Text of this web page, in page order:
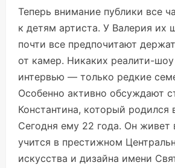
Теперь внимание публики все
к детям артиста. У Валерия их
почти все предпочитают
от камер. Никаких реалити-
интервью — только редкие
Особенно активно обсуждают
Константина, который родился
Сегодня ему 22 года. Он живет
учится в престижном
искусства и дизайна имени